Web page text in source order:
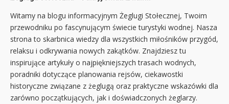
Witamy na blogu informacyjnym Żeglugi Stołecznej, Twoim
przewodniku po fascynującym świecie turystyki wodnej. Nasza
strona to skarbnica wiedzy dla wszystkich miłośników przygód,
relaksu i odkrywania nowych zakątków. Znajdziesz tu
inspirujące artykuły o najpiękniejszych trasach wodnych,
poradniki dotyczące planowania rejsów, ciekawostki
historyczne związane z żeglugą oraz praktyczne wskazówki dla
zarówno początkujących, jak i doświadczonych żeglarzy.